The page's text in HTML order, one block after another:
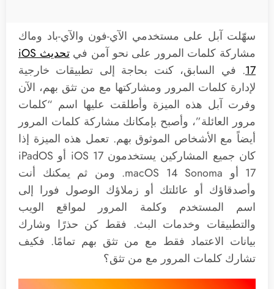
سهّلت آبل على مستخدمي الآي-فون والآي-باد وماك
مشاركة كلمات المرور على نحو آمن في
تحديث iOS
17. في السابق، كنت بحاجة إلى تطبيقات خارجية
لإدارة كلمات المرور ومشاركتها مع من تثق بهم، الآن
وفرت آبل هذه الميزة وأطلقت عليها اسم “كلمات
مرور العائلة”، وأصبح بإمكانك مشاركة كلمات المرور
أيضاً مع الأشخاص الموثوق بهم. تعمل هذه الميزة إذا
كان جميع المشاركين يستخدمون iOS 17 أو iPadOS
17 أو macOS 14 Sonoma. ومن ثم يمكنك أنت
وأصدقاؤك أو عائلتك أو زملاؤك الوصول فورا إلى
اسم المستخدم وكلمة المرور لمواقع الويب
والتطبيقات وخدمات البث. فقط كن حذرًا وشارك
بيانات الاعتماد فقط مع من تثق بهم تمامًا. فكيف
تشارك كلمات المرور مع من تثق؟